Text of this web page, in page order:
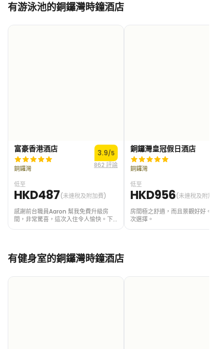
有游泳池的銅鑼灣時鐘酒店
富豪香港酒店
銅鑼灣
3.9/5
862 評論
低至
HKD487(未連稅及附加費)
感謝前台職員Aaron 幫我免費升級房
間，非常驚喜，這次入住令人愉快。下
銅鑼灣皇冠假日酒店
銅鑼灣
低至
HKD956(未連稅及附加
房間極之舒適，而且景觀好好。
次選擇。
有健身室的銅鑼灣時鐘酒店